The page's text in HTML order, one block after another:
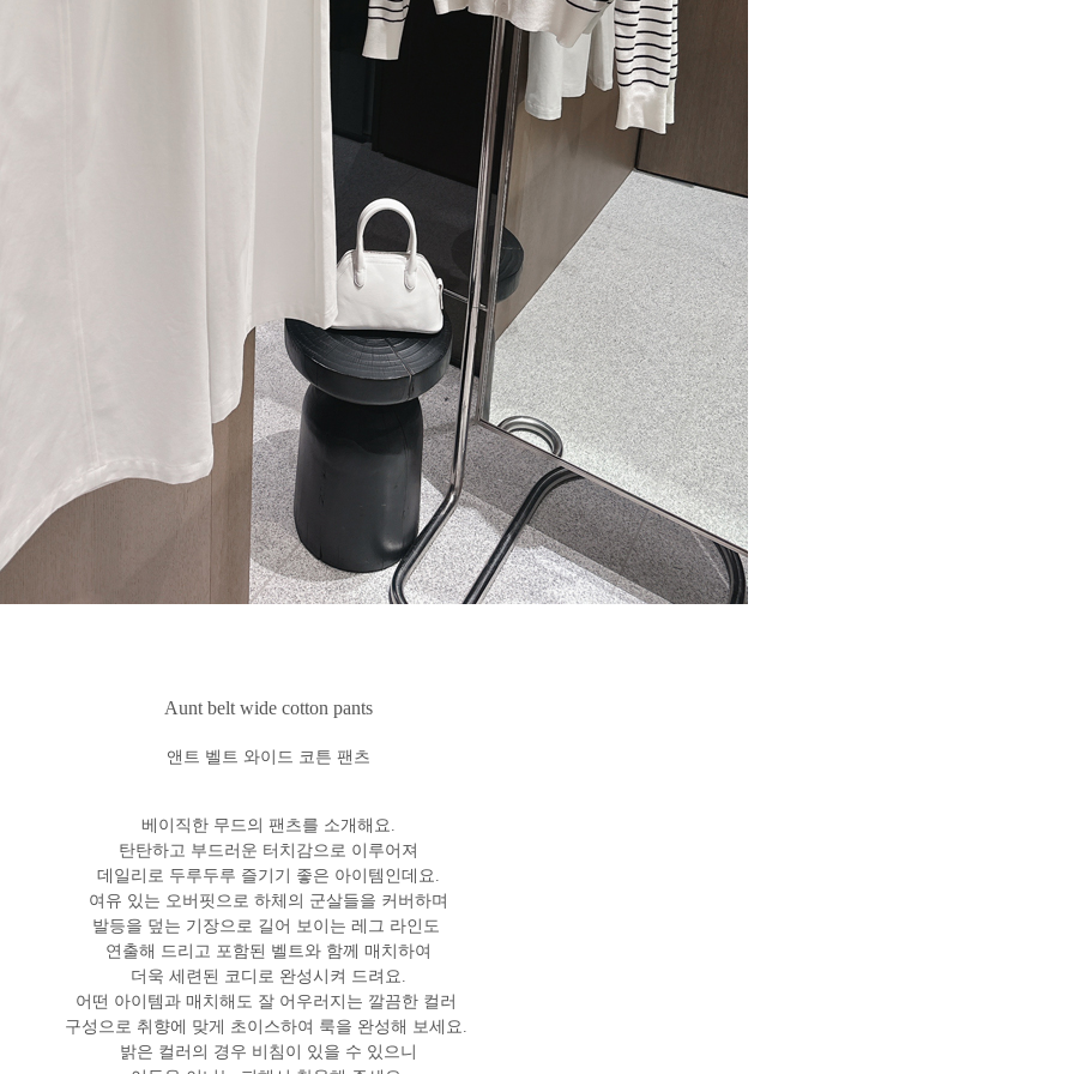
Aunt belt wide cotton pants
앤트 벨트 와이드 코튼 팬츠
베이직한 무드의 팬츠를 소개해요.
탄탄하고 부드러운 터치감으로 이루어져
데일리로 두루두루 즐기기 좋은 아이템인데요.
여유 있는 오버핏으로 하체의 군살들을 커버하며
발등을 덮는 기장으로 길어 보이는 레그 라인도
연출해 드리고 포함된 벨트와 함께 매치하여
더욱 세련된 코디로 완성시켜 드려요.
어떤 아이템과 매치해도 잘 어우러지는 깔끔한 컬러
구성으로 취향에 맞게 초이스하여 룩을 완성해 보세요.
밝은 컬러의 경우 비침이 있을 수 있으니